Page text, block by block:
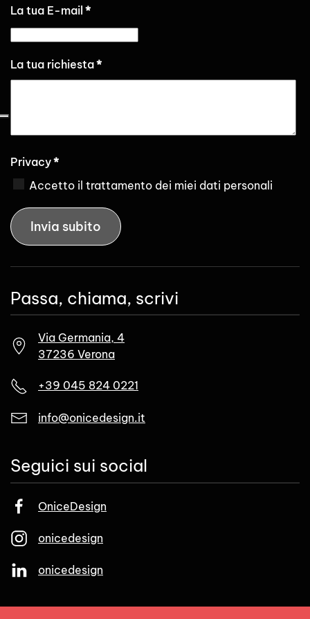
La tua E-mail *
La tua richiesta*
Privacy*
Accetto il trattamento dei miei dati personali
Invia subito
Passa, chiama, scrivi
Via Germania, 4
37236 Verona
+39 045 824 0221
info@onicedesign.it
Seguici sui social
OniceDesign
onicedesign
onicedesign